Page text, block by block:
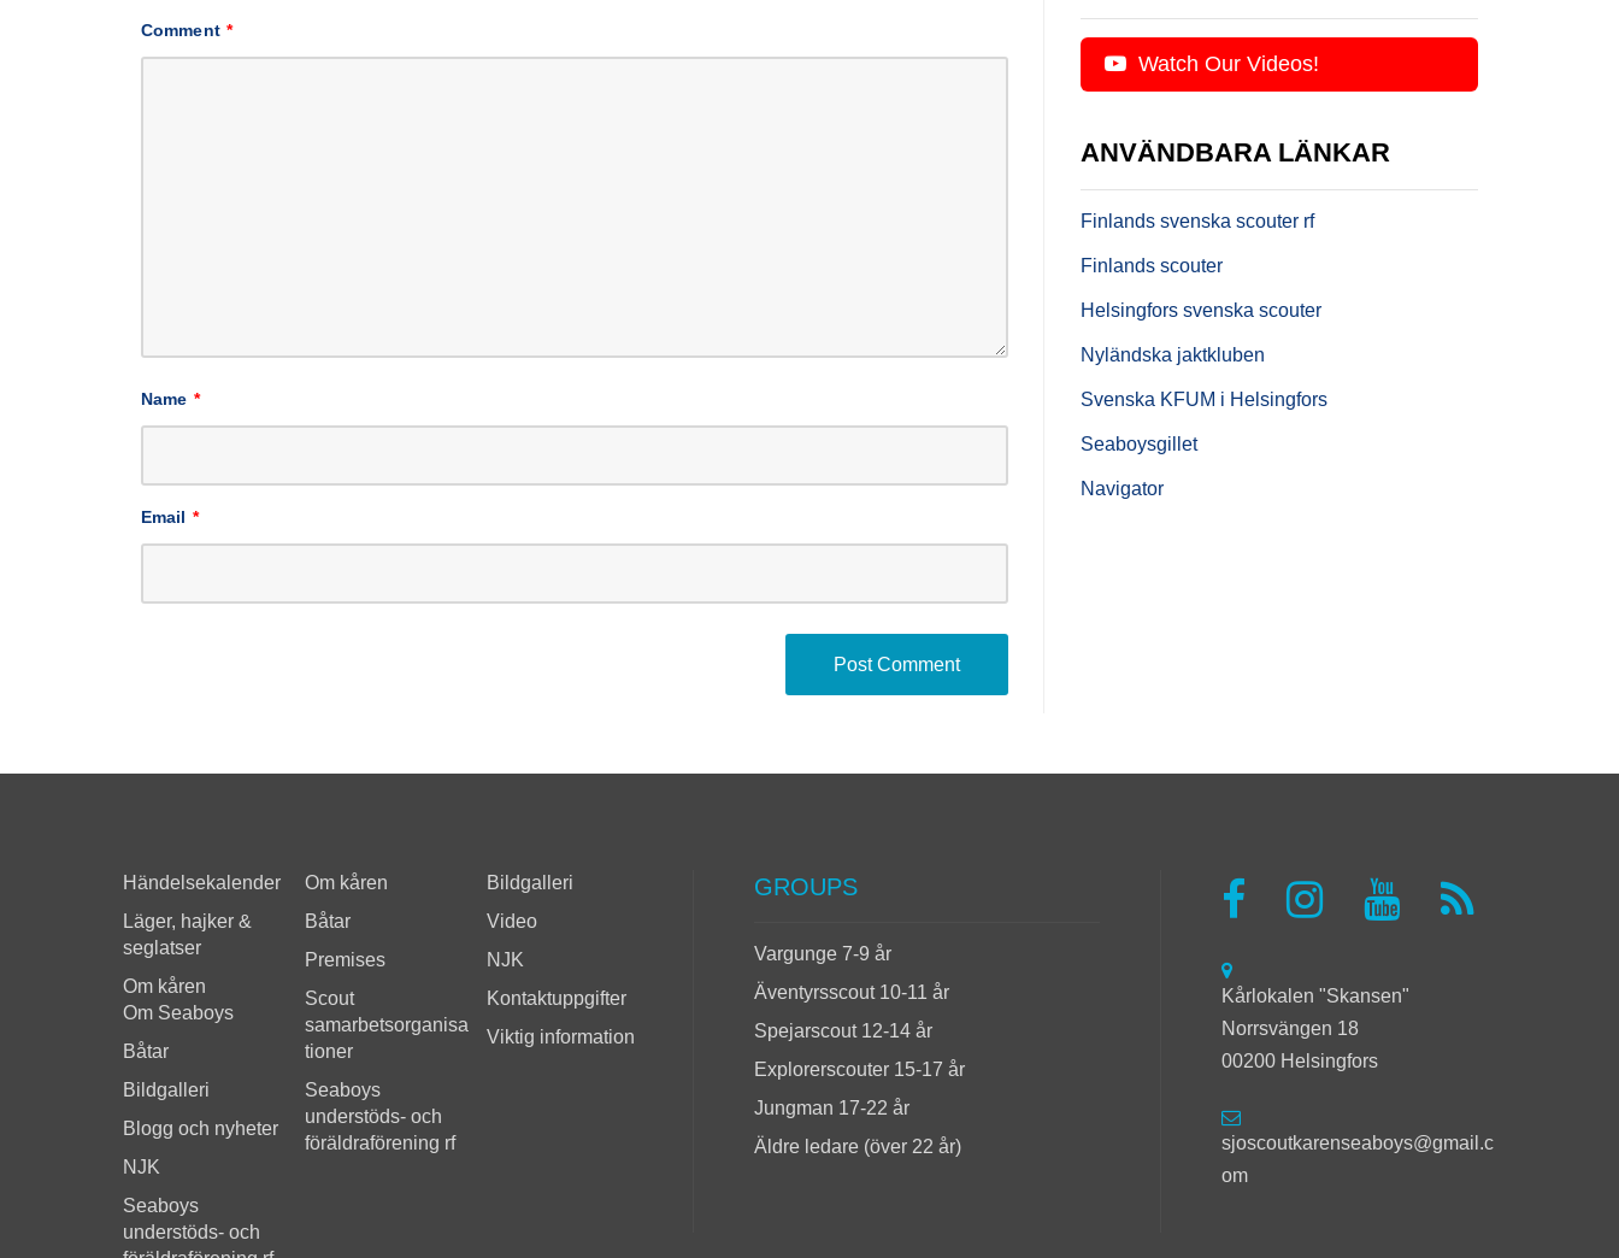
Comment *
Name *
Email *
Watch Our Videos!
ANVÄNDBARA LÄNKAR
Finlands svenska scouter rf
Finlands scouter
Helsingfors svenska scouter
Nyländska jaktkluben
Svenska KFUM i Helsingfors
Seaboysgillet
Navigator
Händelsekalender
Läger, hajker &
seglatser
Om kåren
Om Seaboys
Båtar
Bildgalleri
Blogg och nyheter
NJK
Seaboys
understöds- och
Om kåren
Båtar
Premises
Scout
samarbetsorganisa
tioner
Seaboys
understöds- och
föräldraförening rf
Bildgalleri
Video
NJK
Kontaktuppgifter
Viktig information
GROUPS
Vargunge 7-9 år
Äventyrsscout 10-11 år
Spejarscout 12-14 år
Explorerscouter 15-17 år
Jungman 17-22 år
Äldre ledare (över 22 år)
Kårlokalen "Skansen"
Norrsvängen 18
00200 Helsingfors
sjoscoutkarenseaboys@gmail.c
om